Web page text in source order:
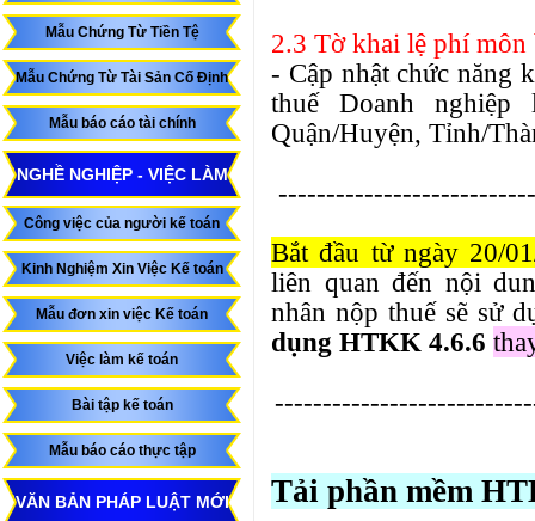
Mẫu Chứng Từ Tiền Tệ
Mẫu Chứng Từ Tài Sản Cố Định
Mẫu báo cáo tài chính
NGHỀ NGHIỆP - VIỆC LÀM
Công việc của người kế toán
Kinh Nghiệm Xin Việc Kế toán
Mẫu đơn xin việc Kế toán
Việc làm kế toán
Bài tập kế toán
Mẫu báo cáo thực tập
VĂN BẢN PHÁP LUẬT MỚI
2.3 Tờ khai lệ phí
- Cập nhật chức năng
thuế Doanh
Quận/Huyện, Tỉnh/
Bắt đầu từ ngày 20/
liên quan đến nội
nhân nộp thuế sẽ sử
dụng HTKK 4.6.6
Tải phần mềm